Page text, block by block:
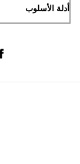
أدلة الأسلوب